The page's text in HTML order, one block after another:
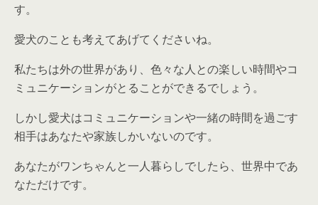
す。
愛犬のことも考えてあげてくださいね。
私たちは外の世界があり、色々な人との楽しい時間やコ
ミュニケーションがとることができるでしょう。
しかし愛犬はコミュニケーションや一緒の時間を過ごす
相手はあなたや家族しかいないのです。
あなたがワンちゃんと一人暮らしでしたら、世界中であ
なただけです。